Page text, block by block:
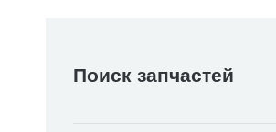
Поиск запчастей